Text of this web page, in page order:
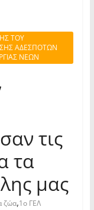
ΤΟΥ
ΑΔΕΣΠΟΤΩΝ
ΝΕΩΝ
τις
τα
μας
ζώα,1ο ΓΕΛ